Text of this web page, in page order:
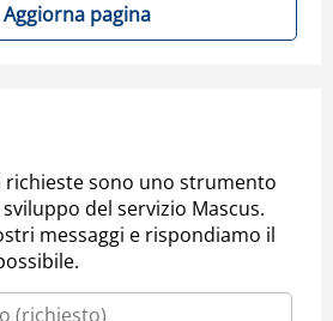
Aggiorna pagina
richieste sono uno strumento
del servizio Mascus.
messaggi e rispondiamo il